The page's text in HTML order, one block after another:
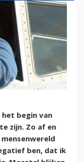
het begin van
zijn. Zo af en
ben, dat ik